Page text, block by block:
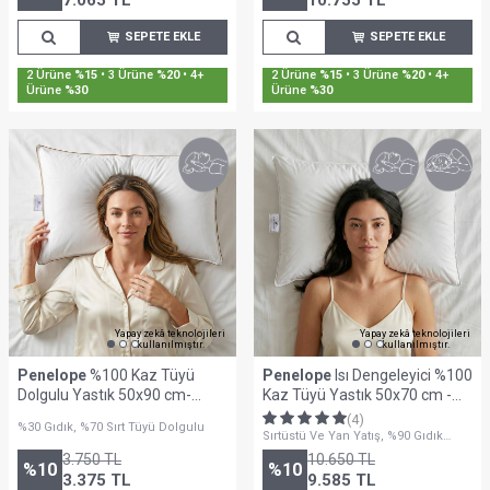
SEPETE EKLE
Sepette %30'a Varan İndirim
SEPETE EKLE
Sepette %30'a Varan İndirim
Yapay zekâ teknolojileri
kullanılmıştır.
Penelope%100 Kaz Tüyü
Dolgulu Yastık 50x90 cm-
%30 Gıdık, %70 Sırt Tüyü Dolgulu
%10 3.750TL
3.375 TL
Yapay zekâ teknolojileri
kullanılmıştır.
Penelope Isı Dengeleyici %100
Kaz Tüyü Yastık 50x70 cm -
Gold Firm Serisi
(4)
Sırtüstü Ve Yan Yatış, %90 Gıdık
Tüyü Dolgu
%10 10.650TL
9.585 TL